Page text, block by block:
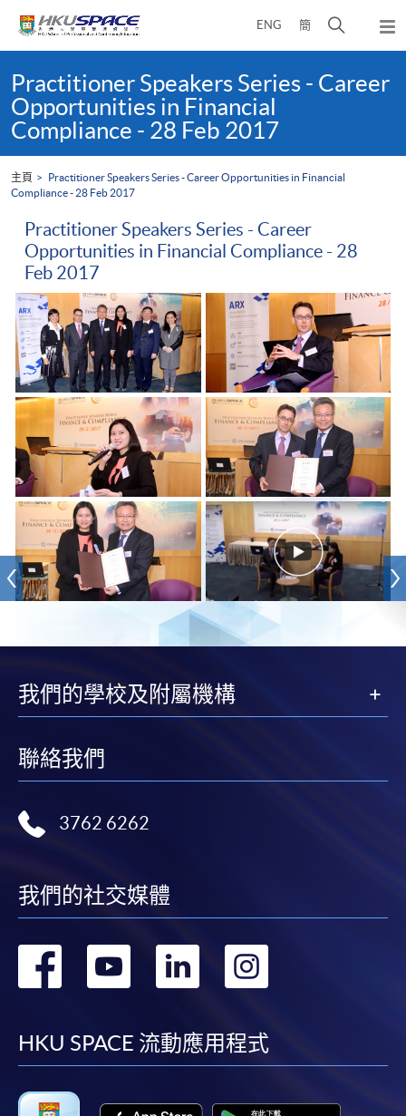
ENG 簡
開
尋
彈
出
選
content
startPractitioner Speakers Series - Career
Opportunities in Financial
Compliance - 28 Feb 2017
主頁
Practitioner Speakers Series - Career Opportunities in Financial
Compliance - 28 Feb 2017
Practitioner Speakers Series - Career
Opportunities in Financial Compliance - 28
Feb 2017
我們的學校及附屬機構
聯絡我們
3762 6262
我們的社交媒體
轉
facebook
轉
youtube
轉
linkedin
轉
HKU SPACE 流動應用程式